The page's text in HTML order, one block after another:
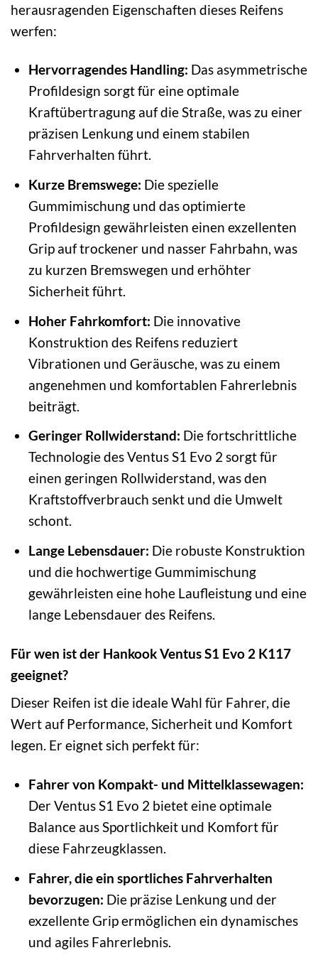
herausragenden Eigenschaften dieses Reifens
werfen:
Hervorragendes Handling: Das asymmetrische
Profildesign sorgt für eine optimale
Kraftübertragung auf die Straße, was zu einer
präzisen Lenkung und einem stabilen
Fahrverhalten führt.
Kurze Bremswege: Die spezielle
Gummimischung und das optimierte
Profildesign gewährleisten einen exzellenten
Grip auf trockener und nasser Fahrbahn, was
zu kurzen Bremswegen und erhöhter
Sicherheit führt.
Hoher Fahrkomfort: Die innovative
Konstruktion des Reifens reduziert
Vibrationen und Geräusche, was zu einem
angenehmen und komfortablen Fahrerlebnis
beiträgt.
Geringer Rollwiderstand: Die fortschrittliche
Technologie des Ventus S1 Evo 2 sorgt für
einen geringen Rollwiderstand, was den
Kraftstoffverbrauch senkt und die Umwelt
schont.
Lange Lebensdauer: Die robuste Konstruktion
und die hochwertige Gummimischung
gewährleisten eine hohe Laufleistung und eine
lange Lebensdauer des Reifens.
Für wen ist der Hankook Ventus S1 Evo 2 K117
geeignet?
Dieser Reifen ist die ideale Wahl für Fahrer, die
Wert auf Performance, Sicherheit und Komfort
legen. Er eignet sich perfekt für:
Fahrer von Kompakt- und Mittelklassewagen:
Der Ventus S1 Evo 2 bietet eine optimale
Balance aus Sportlichkeit und Komfort für
diese Fahrzeugklassen.
Fahrer, die ein sportliches Fahrverhalten
bevorzugen: Die präzise Lenkung und der
exzellente Grip ermöglichen ein dynamisches
und agiles Fahrerlebnis.